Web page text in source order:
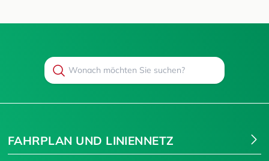
Search
FAHRPLAN UND LINIENNETZ